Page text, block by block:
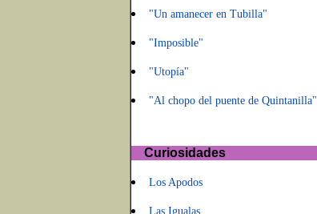
"Un amanecer en Tubilla"
"Imposible"
"Utopía"
"Al chopo del puente de Quintanilla"
Curiosidades
Los Apodos
Las Igualas